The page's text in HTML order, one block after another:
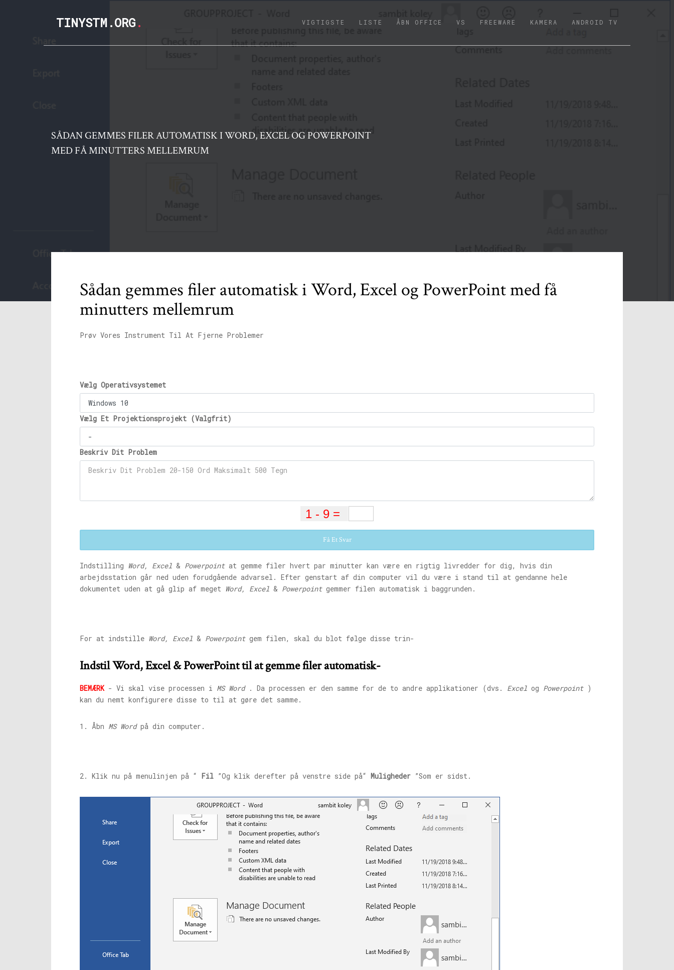
TINYSTM.ORG. VIGTIGSTE (CURRENT)
LISTE ÅBN OFFICE VS FREEWARE KAMERA ANDROID TV
SÅDAN GEMMES FILER AUTOMATISK I WORD, EXCEL OG POWERPOINT
MED FÅ MINUTTERS MELLEMRUM
Sådan gemmes filer automatisk i Word, Excel og PowerPoint med få
minutters mellemrum
Prøv Vores Instrument Til At Fjerne Problemer
Vælg Operativsystemet
Vælg Et Projektionsprojekt (Valgfrit)
Beskriv Dit Problem
Få Et Svar
Indstilling Word, Excel & Powerpointat gemme filer hvert par minutter kan være en rigtig livredder for dig, hvis din
arbejdsstation går ned uden forudgående advarsel. Efter genstart af din computer vil du være i stand til at gendanne hele
dokumentet uden at gå glip af meget Word, Excel & Powerpointgemmer filen automatisk i baggrunden.
For at indstille Word, Excel & Powerpointgem filen, skal du blot følge disse trin-
Indstil Word, Excel & PowerPoint til at gemme filer automatisk-
BEMÆRK- Vi skal vise processen i MS Word. Da processen er den samme for de to andre applikationer (dvs. Excel og Powerpoint)
kan du nemt konfigurere disse to til at gøre det samme.
1. Åbn MS Wordpå din computer.
2. Klik nu på menulinjen på “ Fil ”Og klik derefter på venstre side på“ Muligheder ”Som er sidst.